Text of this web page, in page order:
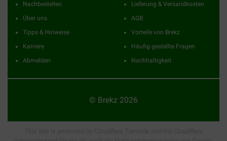
Nachbestellen
Über uns
Tipps & Hinweise
Karriere
Abmelden
Lieferung & Versandkosten
AGB
Vorteile von Brekz
Häufig gestellte Fragen
Nachhaltigkeit
© Brekz 2026